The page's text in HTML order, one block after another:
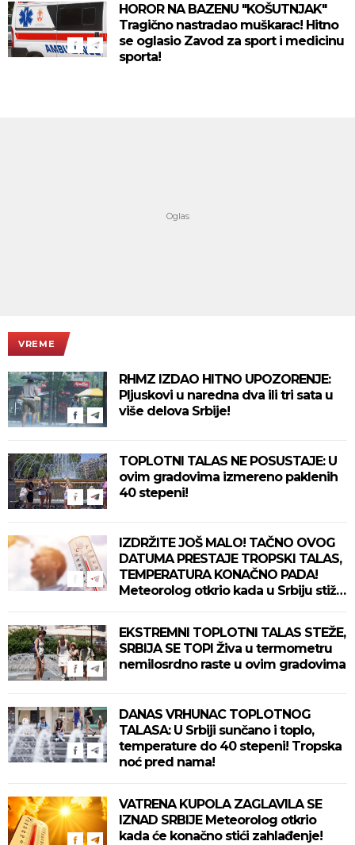
HOROR NA BAZENU "KOŠUTNJAK"
Tragično nastradao muškarac! Hitno
se oglasio Zavod za sport i medicinu
sporta!
VREME
RHMZ IZDAO HITNO UPOZORENJE:
Pljuskovi u naredna dva ili tri sata u
više delova Srbije!
TOPLOTNI TALAS NE POSUSTAJE: U
ovim gradovima izmereno paklenih
40 stepeni!
IZDRŽITE JOŠ MALO! TAČNO OVOG
DATUMA PRESTAJE TROPSKI TALAS,
TEMPERATURA KONAČNO PADA!
Meteorolog otkrio kada u Srbiju stiže
EKSTREMNI TOPLOTNI TALAS STEŽE,
SRBIJA SE TOPI Živa u termometru
nemilosrdno raste u ovim gradovima
DANAS VRHUNAC TOPLOTNOG
TALASA: U Srbiji sunčano i toplo,
temperature do 40 stepeni! Tropska
noć pred nama!
VATRENA KUPOLA ZAGLAVILA SE
IZNAD SRBIJE Meteorolog otkrio
kada će konačno stići zahlađenje!